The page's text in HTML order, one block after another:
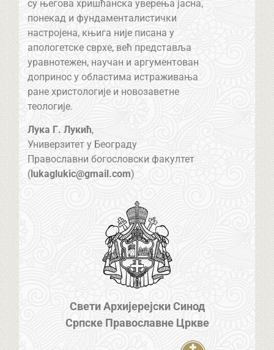
су његова хришћанска уверења јасна,
понекад и фундаменталистички
настројена, књига није писана у
апологетске сврхе, већ представља
уравнотежен, научан и аргументован
допринос у областима истраживања
ране христологије и новозаветне
теологије.
Лука Г. Лукић,
Универзитет у Београду
Православни богословски факултет
(lukaglukic@gmail.com)
Свети Архијерејски Синод
Српске Православне Цркве